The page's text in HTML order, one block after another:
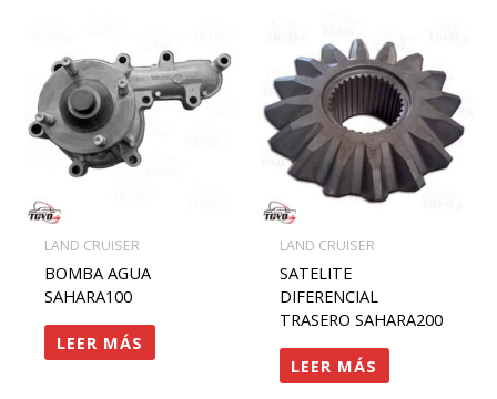
LAND CRUISER
BOMBA AGUA
SAHARA100
LEER MÁS
LAND CRUISER
SATELITE
DIFERENCIAL
TRASERO SAHARA200
LEER MÁS